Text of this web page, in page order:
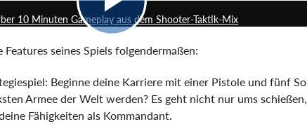
10 Minuten Gameplay aus dem Shooter-Taktik-Mix
seines Spiels folgendermaßen:
Beginne deine Karriere mit einer Pistole und fünf
Armee der Welt werden? Es geht nicht nur ums
Fähigkeiten als Kommandant.